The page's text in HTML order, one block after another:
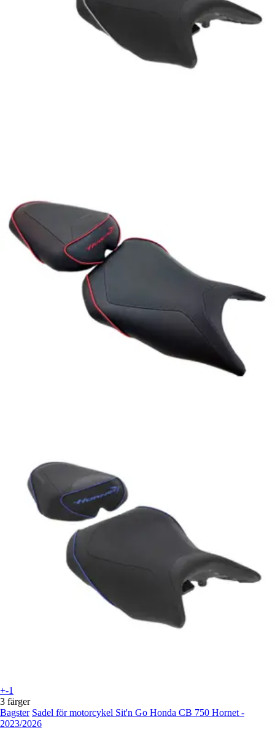
+-1
3 färger
Bagster Sadel för motorcykel Sit'n Go Honda CB 750 Hornet -
2023/2026